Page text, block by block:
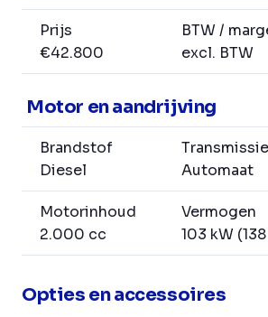
Prijs
€42.800
BTW /
excl. BTW
Motor en aandrijving
Brandstof
Diesel
Transmissie
Automaat
Motorinhoud
2.000 cc
Vermogen
103 kW
Opties en accessoires